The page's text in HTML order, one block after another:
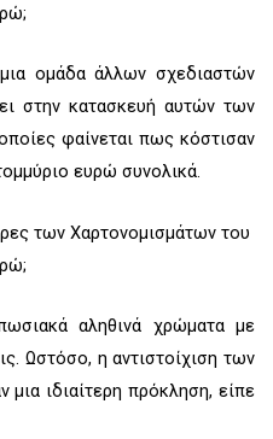
ομάδα άλλων σχεδιαστών
στην κατασκευή αυτών των
φαίνεται πως κόστισαν
ευρώ συνολικά.
αληθινά χρώματα με
Ωστόσο, η αντιστοίχιση των
ιδιαίτερη πρόκληση, είπε